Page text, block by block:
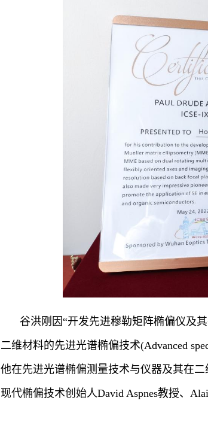
谷洪刚因“开发先进穆勒矩阵椭偏仪及
二维材料的先进光谱椭偏技术(Advanced
他在先进光谱椭偏测量技术与仪器及其在
现代椭偏技术创始人David Aspnes教授、